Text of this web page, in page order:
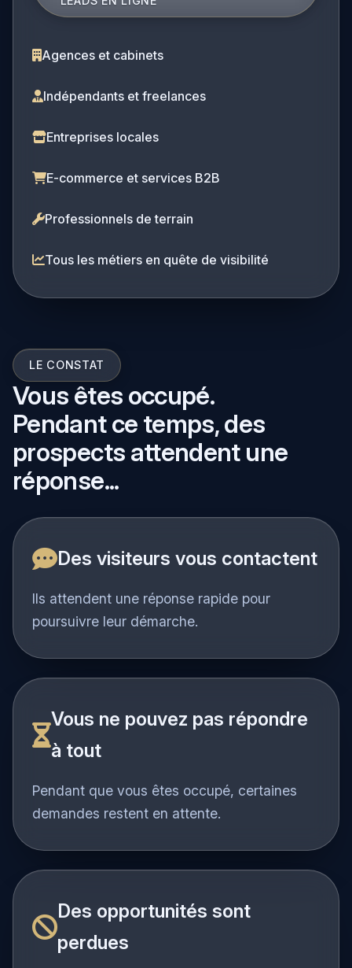
PROFESSIONNELS QUI GÉNÈRENT DES
LE CONSTAT
Vous êtes occupé.
Pendant ce temps, des
prospects attendent une
Ils attendent une réponse rapide pour
Vous ne pouvez pas répondre
Pendant que vous êtes occupé, certaines
Des opportunités sont